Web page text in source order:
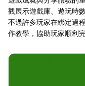
觀展示遊戲庫、遊玩時
不過許多玩家在綁定過
作教學，協助玩家順利